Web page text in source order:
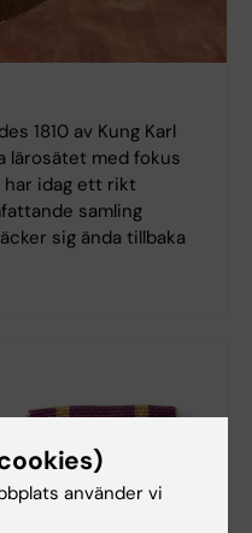
1810 av Kung Karl
lärosätet med fokus
idag ett rikt
samling
sig ända tillbaka
använder vi